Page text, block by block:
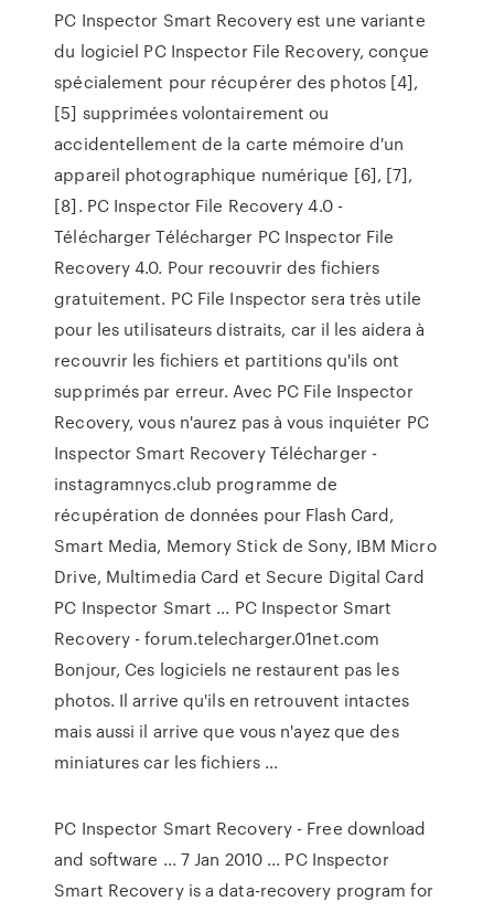
PC Inspector Smart Recovery est une variante
du logiciel PC Inspector File Recovery, conçue
spécialement pour récupérer des photos [4],
[5] supprimées volontairement ou
accidentellement de la carte mémoire d'un
appareil photographique numérique [6], [7],
[8]. PC Inspector File Recovery 4.0 -
Télécharger Télécharger PC Inspector File
Recovery 4.0. Pour recouvrir des fichiers
gratuitement. PC File Inspector sera très utile
pour les utilisateurs distraits, car il les aidera à
recouvrir les fichiers et partitions qu'ils ont
supprimés par erreur. Avec PC File Inspector
Recovery, vous n'aurez pas à vous inquiéter PC
Inspector Smart Recovery Télécharger -
instagramnycs.club programme de
récupération de données pour Flash Card,
Smart Media, Memory Stick de Sony, IBM Micro
Drive, Multimedia Card et Secure Digital Card
PC Inspector Smart ... PC Inspector Smart
Recovery - forum.telecharger.01net.com
Bonjour, Ces logiciels ne restaurent pas les
photos. Il arrive qu'ils en retrouvent intactes
mais aussi il arrive que vous n'ayez que des
miniatures car les fichiers ...
PC Inspector Smart Recovery - Free download
and software ... 7 Jan 2010 ... PC Inspector
Smart Recovery is a data-recovery program for